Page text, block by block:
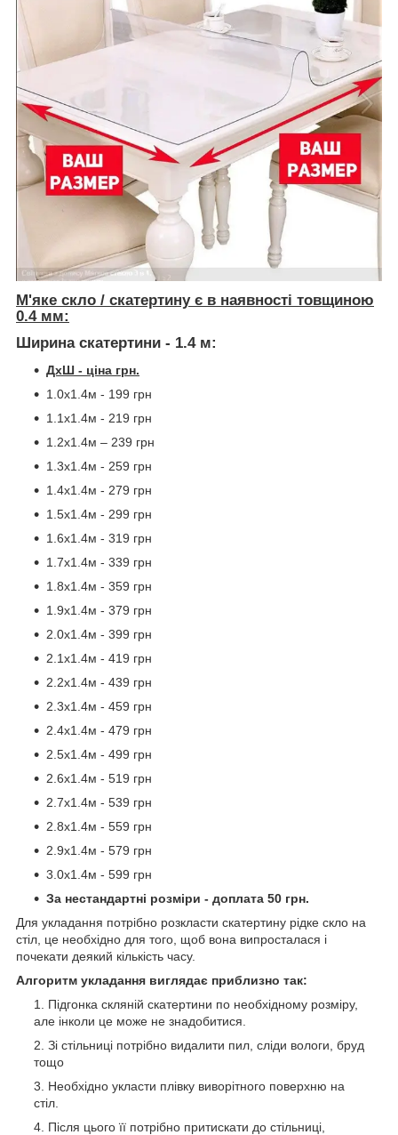
М'яке скло / скатертину є в наявності товщиною
0.4 мм:
Ширина скатертини - 1.4 м:
ДхШ - ціна грн.
1.0х1.4м - 199 грн
1.1х1.4м - 219 грн
1.2х1.4м – 239 грн
1.3х1.4м - 259 грн
1.4х1.4м - 279 грн
1.5х1.4м - 299 грн
1.6х1.4м - 319 грн
1.7х1.4м - 339 грн
1.8х1.4м - 359 грн
1.9х1.4м - 379 грн
2.0х1.4м - 399 грн
2.1х1.4м - 419 грн
2.2х1.4м - 439 грн
2.3х1.4м - 459 грн
2.4х1.4м - 479 грн
2.5х1.4м - 499 грн
2.6х1.4м - 519 грн
2.7х1.4м - 539 грн
2.8х1.4м - 559 грн
2.9х1.4м - 579 грн
3.0х1.4м - 599 грн
За нестандартні розміри - доплата 50 грн.
Для укладання потрібно розкласти скатертину рідке скло на
стіл, це необхідно для того, щоб вона випросталася і
почекати деякий кількість часу.
Алгоритм укладання виглядає приблизно так:
Підгонка скляній скатертини по необхідному розміру,
але інколи це може не знадобитися.
Зі стільниці потрібно видалити пил, сліди вологи, бруд
тощо
Необхідно укласти плівку виворітного поверхню на
стіл.
Після цього її потрібно притискати до стільниці,